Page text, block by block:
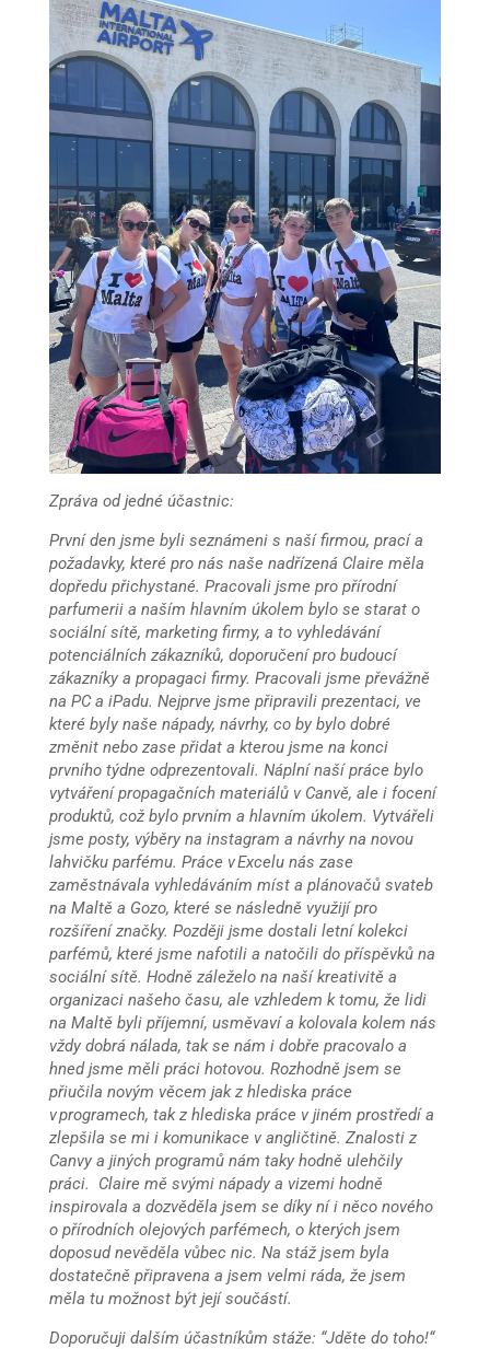
Zpráva od jedné účastnic:
První den jsme byli seznámeni s naší firmou, prací a
požadavky, které pro nás naše nadřízená Claire měla
dopředu přichystané. Pracovali jsme pro přírodní
parfumerii a naším hlavním úkolem bylo se starat o
sociální sítě, marketing firmy, a to vyhledávání
potenciálních zákazníků, doporučení pro budoucí
zákazníky a propagaci firmy. Pracovali jsme převážně
na PC a iPadu. Nejprve jsme připravili prezentaci, ve
které byly naše nápady, návrhy, co by bylo dobré
změnit nebo zase přidat a kterou jsme na konci
prvního týdne odprezentovali. Náplní naší práce bylo
vytváření propagačních materiálů v Canvě, ale i focení
produktů, což bylo prvním a hlavním úkolem. Vytvářeli
jsme posty, výběry na instagram a návrhy na novou
lahvičku parfému. Práce v Excelu nás zase
zaměstnávala vyhledáváním míst a plánovačů svateb
na Maltě a Gozo, které se následně využijí pro
rozšíření značky. Později jsme dostali letní kolekci
parfémů, které jsme nafotili a natočili do příspěvků na
sociální sítě. Hodně záleželo na naší kreativitě a
organizaci našeho času, ale vzhledem k tomu, že lidi
na Maltě byli příjemní, usměvaví a kolovala kolem nás
vždy dobrá nálada, tak se nám i dobře pracovalo a
hned jsme měli práci hotovou. Rozhodně jsem se
přiučila novým věcem jak z hlediska práce
v programech, tak z hlediska práce v jiném prostředí a
zlepšila se mi i komunikace v angličtině. Znalosti z
Canvy a jiných programů nám taky hodně ulehčily
práci. Claire mě svými nápady a vizemi hodně
inspirovala a dozvěděla jsem se díky ní i něco nového
o přírodních olejových parfémech, o kterých jsem
doposud nevěděla vůbec nic. Na stáž jsem byla
dostatečně připravena a jsem velmi ráda, že jsem
měla tu možnost být její součástí.
Doporučuji dalším účastníkům stáže: “Jděte do toho!“